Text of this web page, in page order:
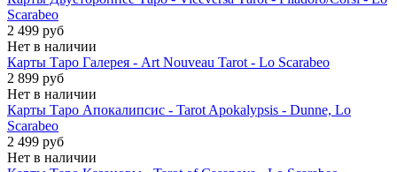
Scarabeo
2 499 руб
Нет в наличии
Карты Таро Галерея - Art Nouveau Tarot - Lo Scarabeo
2 899 руб
Нет в наличии
Карты Таро Апокалипсис - Tarot Apokalypsis - Dunne, Lo
Scarabeo
2 499 руб
Нет в наличии